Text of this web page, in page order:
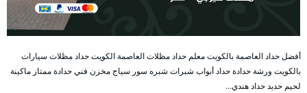
أفضل حداد العاصمة بالكويت معلم حداد مظلات العاصمة الكويت حداد مظلات سيارات
بالكويت ورشة حدادة حداد أبواب شبرات شبره سور سياج مخزن فني حدادة ممتاز ماكينة
لحيم حديد حداد هندي…